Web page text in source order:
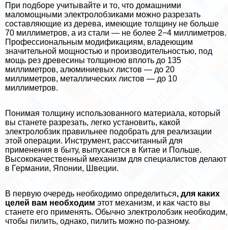
При подборе учитывайте и то, что домашними
маломощными электролобзиками можно разрезать
составляющие из дерева, имеющие толщину не больше
70 миллиметров, а из стали — не более 2−4 миллиметров.
Профессиональным модификациям, владеющим
значительной мощностью и производительностью, под
мощь рез древесины толщиною вплоть до 135
миллиметров, алюминиевых листов — до 20
миллиметров, металлических листов — до 10
миллиметров.
Понимая толщину использованного материала, который
вы станете разрезать, легко установить, какой
электролобзик правильнее подобрать для реализации
этой операции. Инструмент, рассчитанный для
применения в быту, выпускается в Китае и Польше.
Высококачественный механизм для специалистов делают
в Германии, Японии, Швеции.
В первую очередь необходимо определиться, для каких
целей вам необходим этот механизм, и как часто вы
станете его применять. Обычно электролобзик необходим,
чтобы пилить, однако, пилить можно по-разному.